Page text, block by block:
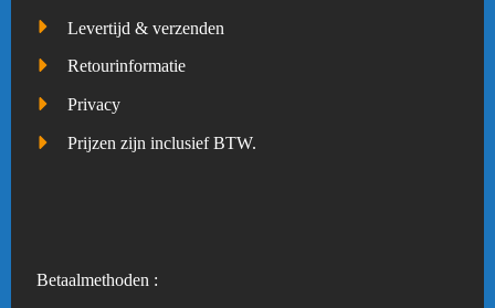
Levertijd & verzenden
Retourinformatie
Privacy
Prijzen zijn inclusief BTW.
Betaalmethoden :